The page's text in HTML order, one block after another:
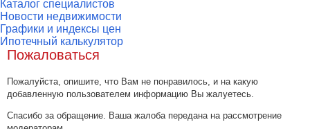
Каталог специалистов
Новости недвижимости
Графики и индексы цен
Ипотечный калькулятор
Пожаловаться
Пожалуйста, опишите, что Вам не понравилось, и на какую
добавленную пользователем информацию Вы жалуетесь.
Спасибо за обращение. Ваша жалоба передана на рассмотрение